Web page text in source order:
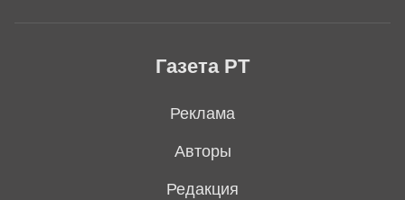
Газета РТ
Реклама
Авторы
Редакция